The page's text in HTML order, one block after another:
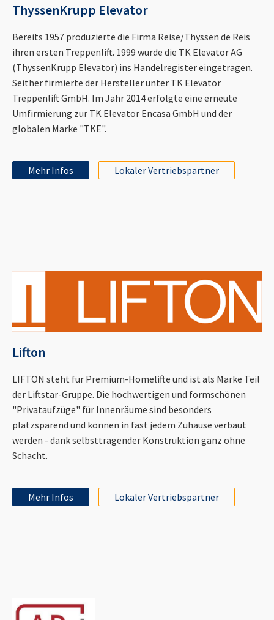
ThyssenKrupp Elevator
Bereits 1957 produzierte die Firma Reise/Thyssen de Reis
ihren ersten Treppenlift. 1999 wurde die TK Elevator AG
(ThyssenKrupp Elevator) ins Handelregister eingetragen.
Seither firmierte der Hersteller unter TK Elevator
Treppenlift GmbH. Im Jahr 2014 erfolgte eine erneute
Umfirmierung zur TK Elevator Encasa GmbH und der
globalen Marke "TKE".
Mehr Infos Lokaler Vertriebspartner
Lifton
LIFTON steht für Premium-Homelifte und ist als Marke Teil
der Liftstar-Gruppe. Die hochwertigen und formschönen
"Privataufzüge" für Innenräume sind besonders
platzsparend und können in fast jedem Zuhause verbaut
werden - dank selbsttragender Konstruktion ganz ohne
Schacht.
Mehr Infos Lokaler Vertriebspartner